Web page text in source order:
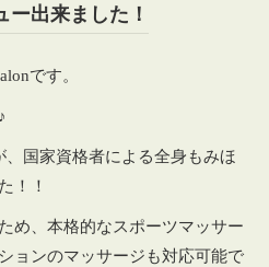
出来ました！
です。
国家資格者による全身もみほ
！！
め、本格的なスポーツマッサー
ョンのマッサージも対応可能で